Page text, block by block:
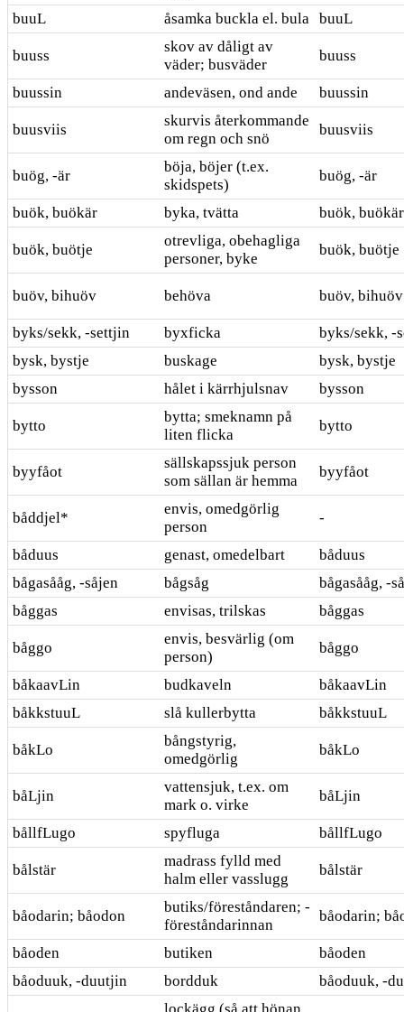
buuL åsamka buckla el. bula buuL
buuss
skov av dåligt av
väder; busväder
buuss
buussin andeväsen, ond ande buussin
buusviis
skurvis återkommande
om regn och snö
buusviis
buög, -är
böja, böjer (t.ex.
skidspets)
buög, -är
buök, buökär byka, tvätta buök, buökär
buök, buötje
otrevliga, obehagliga
personer, byke
buök, buötje
buöv, bihuöv behöva buöv, bihuöv
byks/sekk, -settjin byxficka
byks/sekk, -
bysk, bystje
buskage
bysk, bystje
bysson
hålet i kärrhjulsnav bysson
bytto
bytta; smeknamn på
liten flicka
bytto
byyfåot
sällskapssjuk person
som sällan är hemma
byyfåot
båddjel*
envis, omedgörlig
person
-
båduus genast, omedelbart
båduus
bågasååg, -såjen
bågsåg
bågasååg, -
båggas
envisas, trilskas båggas
båggo
envis, besvärlig (om
person)
båggo
båkaavLin budkaveln
båkaavLin
båkkstuuL
slå kullerbytta båkkstuuL
båkLo
bångstyrig,
omedgörlig
båkLo
båLjin
vattensjuk, t.ex. om
mark o. virke
båLjin
bållfLugo spyfluga bållfLugo
bålstär
madrass fylld med
halm eller vasslugg
bålstär
båodarin; båodon
butiks/föreståndaren; -
föreståndarinnan
båodarin;
båoden butiken
båoden
båoduuk, -duutjin
bordduk båoduuk, -